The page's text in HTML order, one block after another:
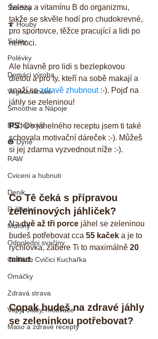
Svačiny
🍄 Houby
Saláty
Polévky
Domáci výroba
Vegetariánské
Smoothie a Nápoje
BEZlepkové
🎃 Dýně
RAW
Cviceni a hubnuti
Denik
D-články
Muffiny
Odpoledni svačiny
CviKuch Cvičici Kuchařka
Omáčky
Zdravá strava
Vtipy, citáty, motivace
Maso a zdravé recepty
železa a vitamínu B do organizmu,
takže se skvěle hodí pro chudokrevné,
pro sportovce, těžce pracující a lidi po
nemoci.
Ale hlavně pro lidi s bezlepkovou
dietou a pro ty, kteří na sobě makají a
snaží se zdravě zhubnout :-). Pojď na
jáhly se zeleninou!
PS: Do jáhelného receptu jsem ti také
schovala motivační dáreček :-). Můžeš
si jej zdarma vyzvednout níže :-).
Co Tě čeká s přípravou
zeleninových jáhliček?
Na dvě až tři porce jáhel se zeleninou
budeš potřebovat cca 55 kaček a je to
rychlovka, zabere Ti to maximálně 20
minut.
Copak budeš na zdravé jáhly
se zeleninkou potřebovat?